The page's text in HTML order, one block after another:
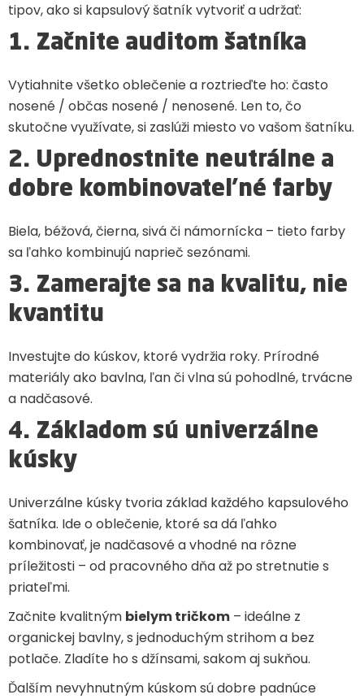
tipov, ako si kapsulový šatník vytvoriť a udržať:
1. Začnite auditom šatníka
Vytiahnite všetko oblečenie a roztrieďte ho: často
nosené / občas nosené / nenosené. Len to, čo
skutočne využívate, si zaslúži miesto vo vašom šatníku.
2. Uprednostnite neutrálne a
dobre kombinovateľné farby
Biela, béžová, čierna, sivá či námornícka – tieto farby
sa ľahko kombinujú naprieč sezónami.
3. Zamerajte sa na kvalitu, nie
kvantitu
Investujte do kúskov, ktoré vydržia roky. Prírodné
materiály ako bavlna, ľan či vlna sú pohodlné, trvácne
a nadčasové.
4. Základom sú univerzálne
kúsky
Univerzálne kúsky tvoria základ každého kapsulového
šatníka. Ide o oblečenie, ktoré sa dá ľahko
kombinovať, je nadčasové a vhodné na rôzne
príležitosti – od pracovného dňa až po stretnutie s
priateľmi.
Začnite kvalitným bielym tričkom – ideálne z
organickej bavlny, s jednoduchým strihom a bez
potlače. Zladíte ho s džínsami, sakom aj sukňou.
Ďalším nevyhnutným kúskom sú dobre padnúce